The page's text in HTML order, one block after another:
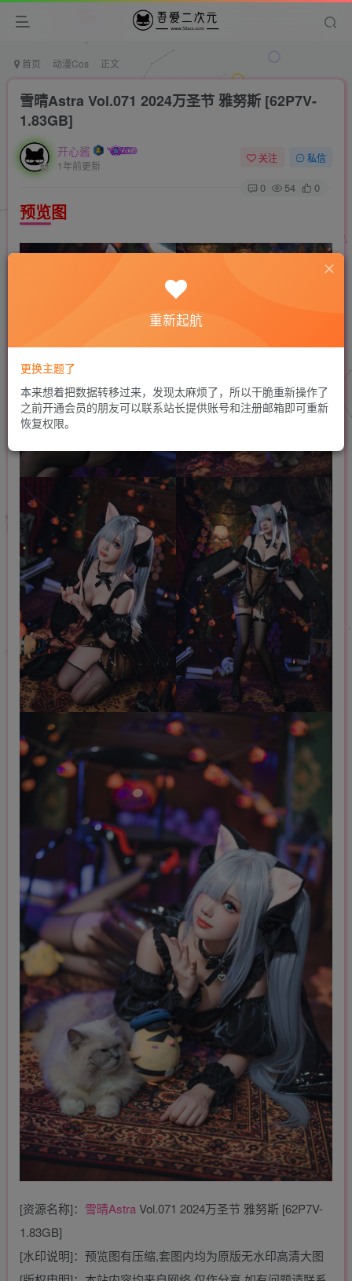
首页 动漫Cos 正文
雪晴Astra Vol.071 2024万圣节 雅努斯 [62P7V-
1.83GB]
开心酱
1年前更新
关注 私信
0 54 0
预览图
[资源名称]： 雪晴AstraVol.071 2024万圣节 雅努斯 [62P7V-
1.83GB]
[水印说明]：预览图有压缩,套图内均为原版无水印高清大图
重新起航
更换主题了
本来想着把数据转移过来，发现太麻烦了，所以干脆重新操作了
之前开通会员的朋友可以联系站长提供账号和注册邮箱即可重新
恢复权限。